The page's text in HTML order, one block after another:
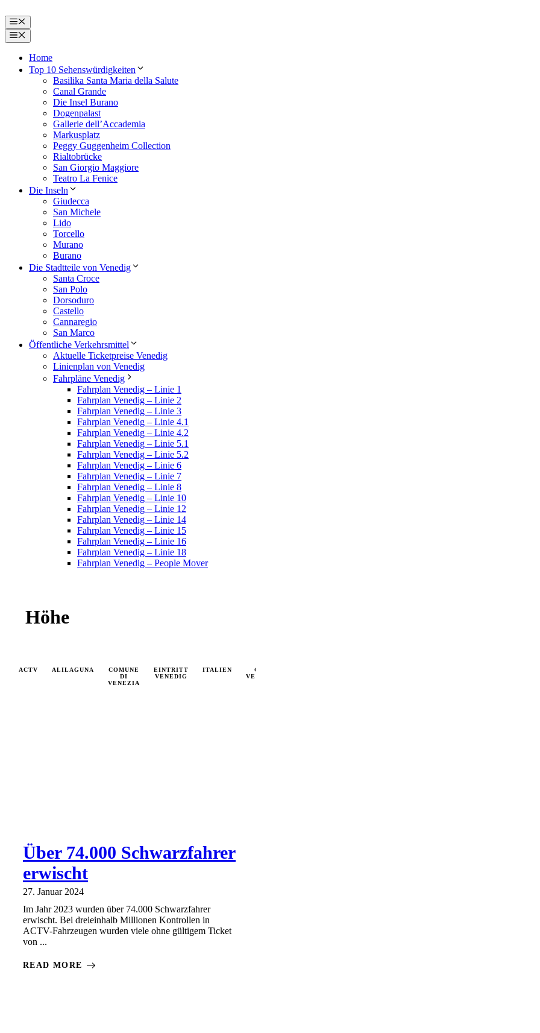
Inhalt
springen
Menü
Menü
Home
Top 10 Sehenswürdigkeiten
Basilika Santa Maria della Salute
Canal Grande
Die Insel Burano
Dogenpalast
Gallerie dell’Accademia
Markusplatz
Peggy Guggenheim Collection
Rialtobrücke
San Giorgio Maggiore
Teatro La Fenice
Die Inseln
Giudecca
San Michele
Lido
Torcello
Murano
Burano
Die Stadtteile von Venedig
Santa Croce
San Polo
Dorsoduro
Castello
Cannaregio
San Marco
Öffentliche Verkehrsmittel
Aktuelle Ticketpreise Venedig
Linienplan von Venedig
Fahrpläne Venedig
Fahrplan Venedig – Linie 1
Fahrplan Venedig – Linie 2
Fahrplan Venedig – Linie 3
Fahrplan Venedig – Linie 4.1
Fahrplan Venedig – Linie 4.2
Fahrplan Venedig – Linie 5.1
Fahrplan Venedig – Linie 5.2
Fahrplan Venedig – Linie 6
Fahrplan Venedig – Linie 7
Fahrplan Venedig – Linie 8
Fahrplan Venedig – Linie 10
Fahrplan Venedig – Linie 12
Fahrplan Venedig – Linie 14
Fahrplan Venedig – Linie 15
Fahrplan Venedig – Linie 16
Fahrplan Venedig – Linie 18
Fahrplan Venedig – People Mover
Höhe
ACTV ALILAGUNA
COMUNE
DI
VENEZIA
EINTRITT
VENEDIG
ITALIEN
ÖFFENTLICHE
VERKEHRSMITTEL
Über 74.000 Schwarzfahrer
erwischt
27. Januar 2024
Im Jahr 2023 wurden über 74.000 Schwarzfahrer
erwischt. Bei dreieinhalb Millionen Kontrollen in
ACTV-Fahrzeugen wurden viele ohne gültigem Ticket
von ...
READ MORE